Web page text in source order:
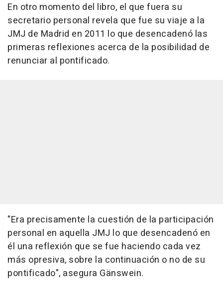
En otro momento del libro, el que fuera su
secretario personal revela que fue su viaje a la
JMJ de Madrid en 2011 lo que desencadenó las
primeras reflexiones acerca de la posibilidad de
renunciar al pontificado.
"Era precisamente la cuestión de la participación
personal en aquella JMJ lo que desencadenó en
él una reflexión que se fue haciendo cada vez
más opresiva, sobre la continuación o no de su
pontificado", asegura Gänswein.